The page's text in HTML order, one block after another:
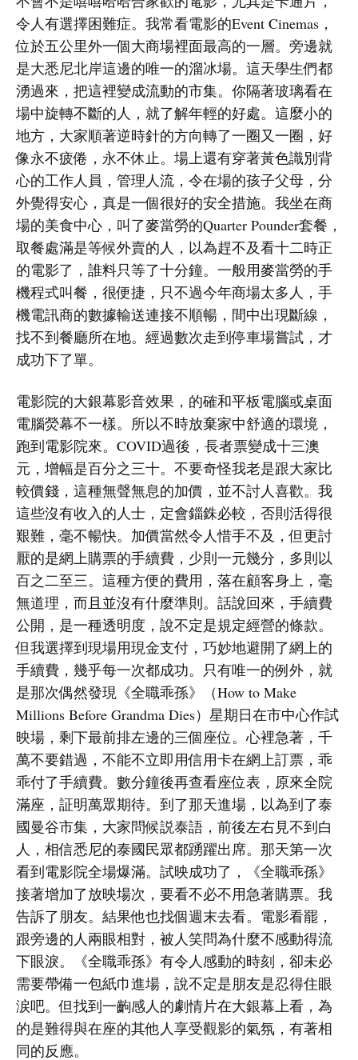
令人有選擇困難症。我常看電影的Event Cinemas，
位於五公里外一個大商場裡面最高的一層。旁邊就
是大悉尼北岸這邊的唯一的溜冰場。這天學生們都
湧過來，把這裡變成流動的市集。你隔著玻璃看在
場中旋轉不斷的人，就了解年輕的好處。這麼小的
地方，大家順著逆時針的方向轉了一圈又一圈，好
像永不疲倦，永不休止。場上還有穿著黃色識別背
心的工作人員，管理人流，令在場的孩子父母，分
外覺得安心，真是一個很好的安全措施。我坐在商
場的美食中心，叫了麥當勞的Quarter Pounder套餐，
取餐處滿是等候外賣的人，以為趕不及看十二時正
的電影了，誰料只等了十分鐘。一般用麥當勞的手
機程式叫餐，很便捷，只不過今年商場太多人，手
機電訊商的數據輸送連接不順暢，間中出現斷線，
找不到餐廳所在地。經過數次走到停車場嘗試，才
成功下了單。
電影院的大銀幕影音效果，的確和平板電腦或桌面
電腦熒幕不一樣。所以不時放棄家中舒適的環境，
跑到電影院來。COVID過後，長者票變成十三澳
元，增幅是百分之三十。不要奇怪我老是跟大家比
較價錢，這種無聲無息的加價，並不討人喜歡。我
這些沒有收入的人士，定會錙銖必較，否則活得很
艱難，毫不暢快。加價當然令人惜手不及，但更討
厭的是網上購票的手續費，少則一元幾分，多則以
百之二至三。這種方便的費用，落在顧客身上，毫
無道理，而且並沒有什麼準則。話說回來，手續費
公開，是一種透明度，說不定是規定經營的條款。
但我選擇到現場用現金支付，巧妙地避開了網上的
手續費，幾乎每一次都成功。只有唯一的例外，就
是那次偶然發現《全職乖孫》（How to Make
Millions Before Grandma Dies）星期日在市中心作試
映場，剩下最前排左邊的三個座位。心裡急著，千
萬不要錯過，不能不立即用信用卡在網上訂票，乖
乖付了手續費。數分鐘後再查看座位表，原來全院
滿座，証明萬眾期待。到了那天進場，以為到了泰
國曼谷市集，大家問候説泰語，前後左右見不到白
人，相信悉尼的泰國民眾都踴躍出席。那天第一次
看到電影院全場爆滿。試映成功了，《全職乖孫》
接著增加了放映場次，要看不必不用急著購票。我
告訴了朋友。結果他也找個週末去看。電影看罷，
跟旁邊的人兩眼相對，被人笑問為什麼不感動得流
下眼淚。《全職乖孫》有令人感動的時刻，卻未必
需要帶備一包紙巾進場，說不定是朋友是忍得住眼
涙吧。但找到一齣感人的劇情片在大銀幕上看，為
的是難得與在座的其他人享受觀影的氣氛，有著相
同的反應。